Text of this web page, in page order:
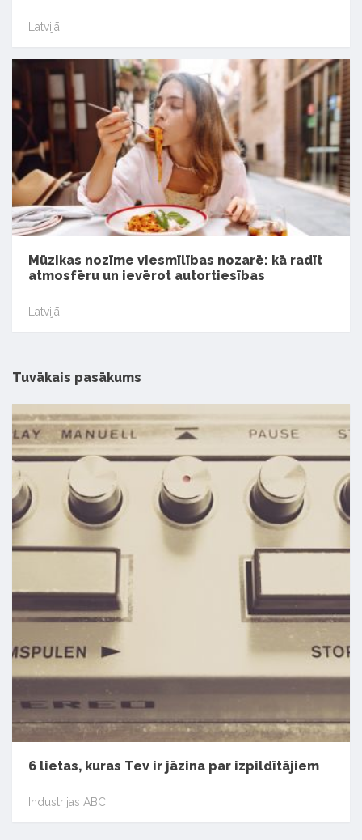
Latvijā
Mūzikas nozīme viesmīlības nozarē: kā radīt
atmosfēru un ievērot autortiesības
Latvijā
Tuvākais pasākums
6 lietas, kuras Tev ir jāzina par izpildītājiem
Industrijas ABC